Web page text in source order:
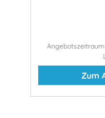
Angebotszeitraum:
Zum